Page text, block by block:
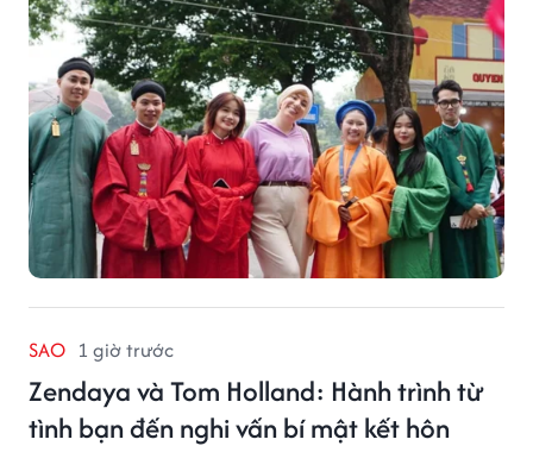
SAO 1 giờ trước
Zendaya và Tom Holland: Hành trình từ
tình bạn đến nghi vấn bí mật kết hôn